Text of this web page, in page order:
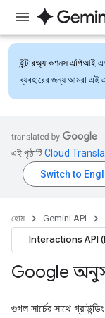
ইন্টারঅ্যাকশনস এপিআই
ব্যবহারের জন্য আমরা এই
এই পৃষ্ঠাটিCloud
হোম Gemini API
Interactions API
Google
গুগল সার্চের সাথে